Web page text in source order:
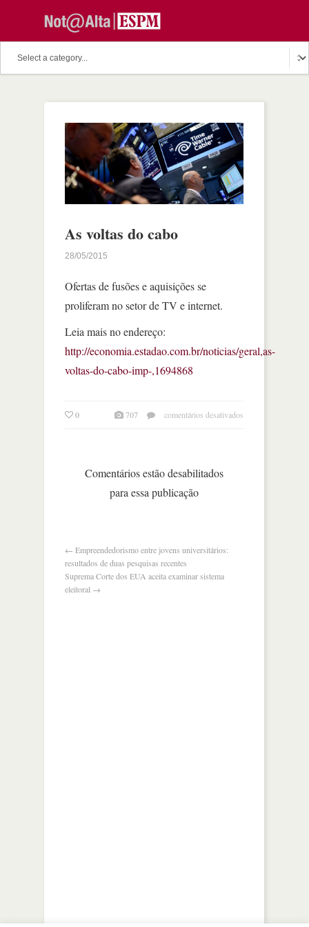
As voltas do cabo
28/05/2015
Ofertas de fusões e aquisições se
proliferam no setor de TV e internet.
Leia mais no endereço:
http://economia.estadao.com.br/noticias/geral,as-
voltas-do-cabo-imp-,1694868
0 707 comentários desativados
Comentários estão desabilitados
para essa publicação
← Empreendedorismo entre jovens universitários:
resultados de duas pesquisas recentes
Suprema Corte dos EUA aceita examinar sistema
eleitoral →